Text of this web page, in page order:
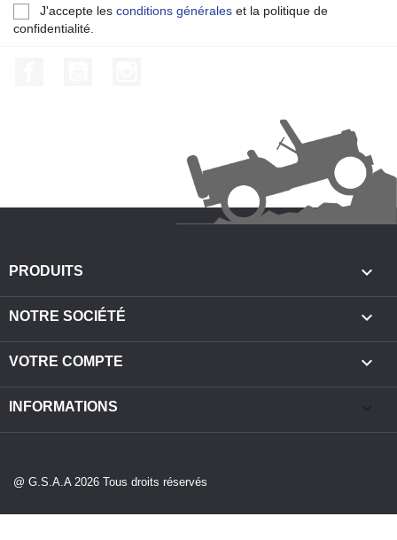
J'accepte les conditions générales et la politique de
confidentialité.
PRODUITS 
NOTRE SOCIÉTÉ 
VOTRE COMPTE 
INFORMATIONS
@ G.S.A.A 2026 Tous droits réservés